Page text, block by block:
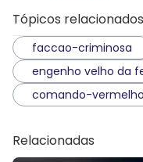
Tópicos relacionados
faccao-criminosa
engenho velho da
comando-vermelho
Relacionadas